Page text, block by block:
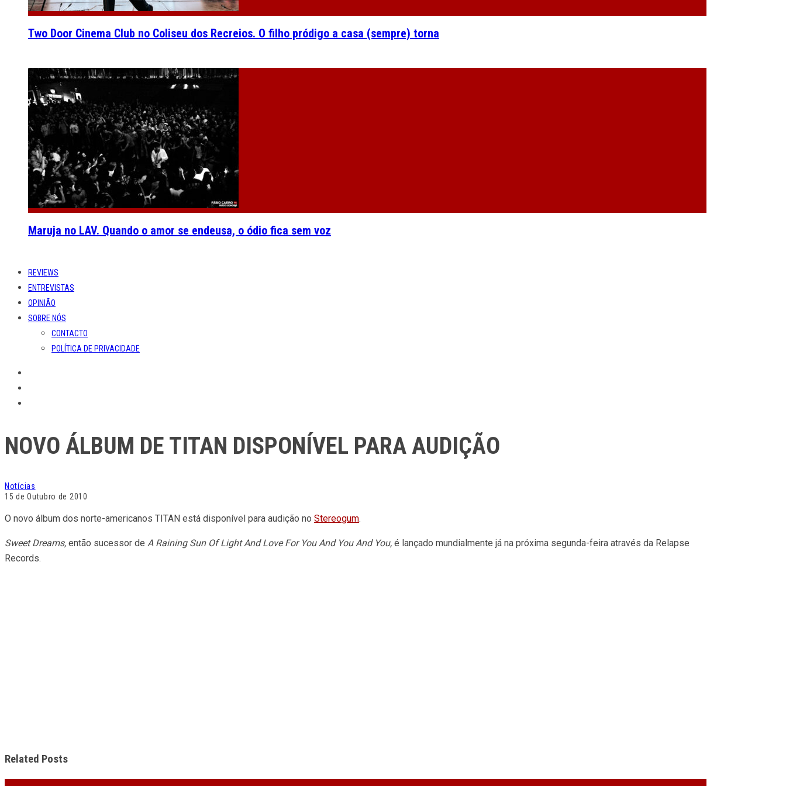
Two Door Cinema Club no Coliseu dos Recreios. O filho pródigo a casa (sempre) torna
Maruja no LAV. Quando o amor se endeusa, o ódio fica sem voz
REVIEWS
ENTREVISTAS
OPINIÃO
SOBRE NÓS
CONTACTO
POLÍTICA DE PRIVACIDADE
NOVO ÁLBUM DE TITAN DISPONÍVEL PARA AUDIÇÃO
Notícias
15 de Outubro de 2010
O novo álbum dos norte-americanos TITAN está disponível para audição no Stereogum.
Sweet Dreams, então sucessor de A Raining Sun Of Light And Love For You And You And You, é lançado mundialmente já na próxima segunda-feira através da Relapse
Records.
Related Posts